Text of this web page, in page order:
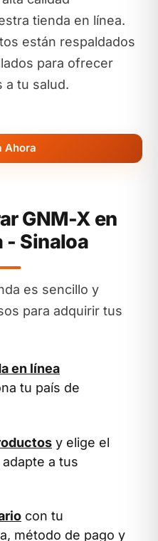
tienda en línea.
están respaldados
para ofrecer
a tu salud.
Ahora
GNM-X en
- Sinaloa
es sencillo y
para adquirir tus
en línea
tu país de
y elige el
a tus
con tu
método de pago y